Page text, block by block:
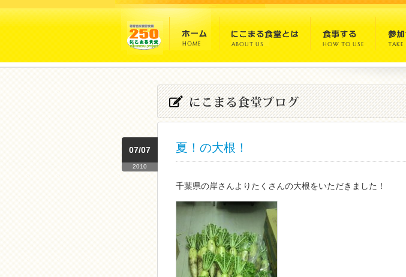
夏！の大根！
07/07
2010
千葉県の岸さんよりたくさんの大根をいただきました！